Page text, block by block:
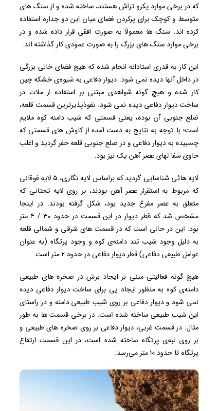
که در برخی موارد یکرو تراش هستند، ساخته شده و از سنگ های
متوسط و کوچک برای پرکردن فضای میان این دو جداره استفاده
کرده اند. سنگ ها معمولاً به صورت افقی قرار داده شده و در
برخی موارد سنگ های بزرگ را به صورت عمودی کار گذاشته اند.
این کار به قدری استادانه انجام شده که هیچ فضای خالی بزرگی
در داخل آنها دیده نمی شود. دیوار دفاعی به شیوه‌ی خشکه چین
کار شده و هیچ گونه شواهدی مبتنی بر استفاده از ملات در
ساخت دیوار دفاعی دیده نمی شود. نفوذپذیرترین قسمت قلعه،
ضلع جنوبی آن بوده، یعنی قسمتی که شیب دامنه کوه ملایم
است؛ با توجه به نتایج به دست آمده از کاوش های قسمتی که
چسبیده به دیوار دفاعی و در ضلع جنوبی قلعه حفر گردید و اغلب
حاوی سفا لهای عصر آهن یک نیز بود.
لایه هائی شناسایی گردید که براساس لایه نگاری، ۵ لایه فوقانی
که مربوط به استقرار عصر آهن بودند، بر روی لایه تحتانی که
متعلق به عصر مفرغ جدید بود، شکل گرفته بودند. در اینجا
مشخص شد که قطر دیوار در این قسمت در حدود ۳۰ / ۴ متر
بود. این در حالی است که در قسمت های شرقی و شمالی قلعه
به دلیل وجود شیب تند دامنه‌ی کوه و وجود پرتگاه (به عنوان
عوامل طبیعی دفاعی) قطر دیوار دفاعی در حدود ۲ متر است.
هیچ گونه فعالیتی مبنی بر ایجاد برش در صخره های طبیعی
دامنه‌ی کوه به منظور ایجاد پی برای ساخت دیوار دفاعی دیده
نمی شود و دیوار دفاعی بر روی شیب طبیعی دامنه و در راستای
این شیب طبیعی ساخنه شده است. در برخی قسمت ها به طور
مثال: در قسمت غربی، دیوار دفاعی بر روی صخره های طبیعی و
بر روی لبه‌ی پرتگاه ساخته شده است، در این قسمت ارتفاع
پرتگاه تا حدود ۱۰ متر می‌رسد.